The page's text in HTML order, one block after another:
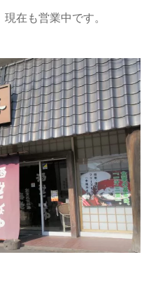
在も営業中です。